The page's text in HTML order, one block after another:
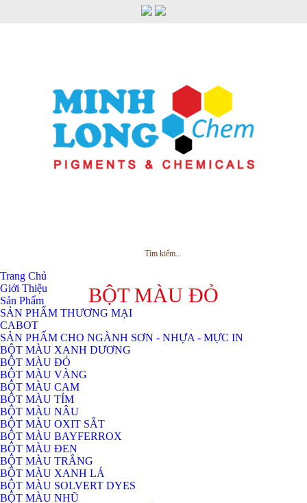
Trang Chủ
Giới Thiệu
Sản Phẩm
SẢN PHẨM THƯƠNG MẠI
CABOT
SẢN PHẨM CHO NGÀNH SƠN - NHỰA - MỰC IN
BỘT MÀU XANH DƯƠNG
BỘT MÀU ĐỎ
BỘT MÀU VÀNG
BỘT MÀU CAM
BỘT MÀU TÍM
BỘT MÀU NÂU
BỘT MÀU OXIT SẮT
BỘT MÀU BAYFERROX
BỘT MÀU ĐEN
BỘT MÀU TRẮNG
BỘT MÀU XANH LÁ
BỘT MÀU SOLVERT DYES
BỘT MÀU NHŨ
BỘT MÀU ĐỎ